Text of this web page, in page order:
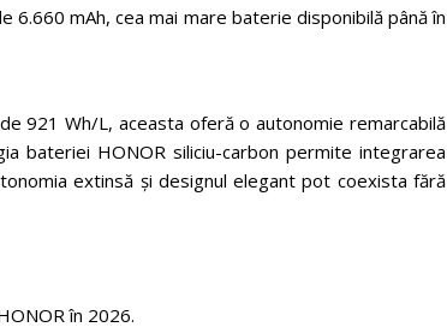
6.660 mAh, cea mai mare baterie disponibilă până în
921 Wh/L, aceasta oferă o autonomie remarcabilă
bateriei HONOR siliciu-carbon permite integrarea
extinsă și designul elegant pot coexista fără
în 2026.